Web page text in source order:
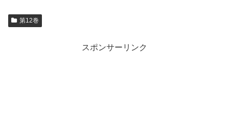
第12巻
スポンサーリンク